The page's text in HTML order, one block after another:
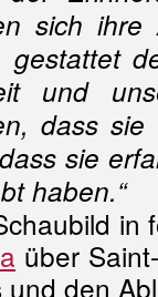
sich ihre
gestattet
und
dass sie
sie
haben.“
in
über
und den